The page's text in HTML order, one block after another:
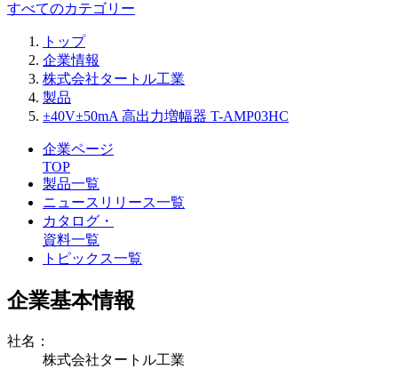
すべてのカテゴリー
トップ
企業情報
株式会社タートル工業
製品
±40V±50mA 高出力増幅器 T-AMP03HC
企業ページ
TOP
製品一覧
ニュースリリース一覧
カタログ・
資料一覧
トピックス一覧
企業基本情報
社名：
株式会社タートル工業